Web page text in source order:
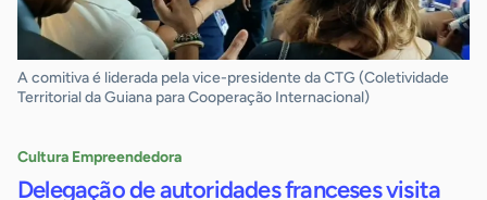
A comitiva é liderada pela vice-presidente da CTG (Coletividade
Territorial da Guiana para Cooperação Internacional)
Cultura Empreendedora
Delegação de autoridades franceses visita